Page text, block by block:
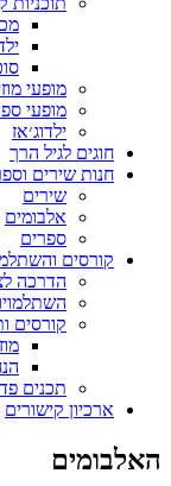
מופעי
מופעי
ילדוג׳אז
חוגים לגיל הרך
חנות שירים
שירים
אלבומים
ספרים
קורסים
הדרכה
קורסים
תכנים
ארכיון קישורים
האלבומים